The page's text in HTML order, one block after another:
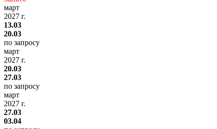
март
2027 г.
13.03
20.03
по запросу
март
2027 г.
20.03
27.03
по запросу
март
2027 г.
27.03
03.04